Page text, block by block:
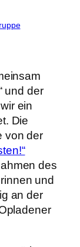
und der
ein
Die
von der
des
und
an der